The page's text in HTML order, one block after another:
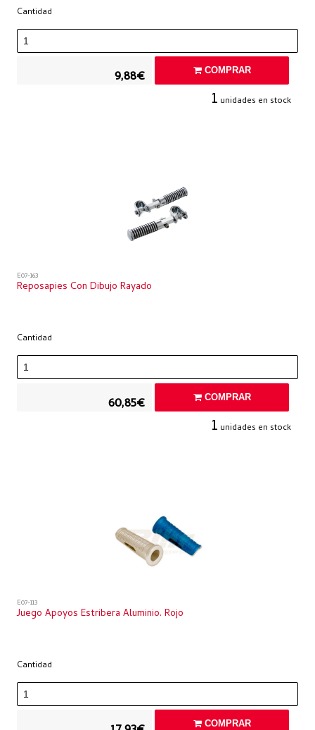
Cantidad
9,88€ COMPRAR
1 unidades en stock
E07-163
Reposapies Con Dibujo Rayado
Cantidad
60,85€ COMPRAR
1 unidades en stock
E07-113
Juego Apoyos Estribera Aluminio. Rojo
Cantidad
COMPRAR